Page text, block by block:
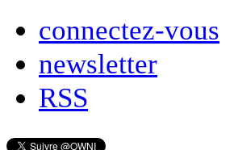
connectez-vous
newsletter
RSS